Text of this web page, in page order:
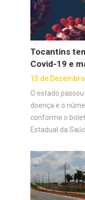
Tocantins
Covid-19 e
13 de
O estado
doença e o
conforme o
Estadual da